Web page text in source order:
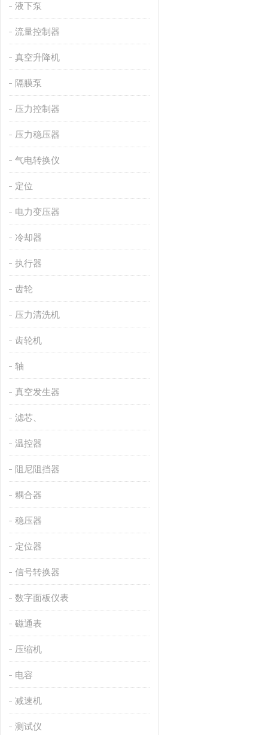
液下泵
流量控制器
真空升降机
隔膜泵
压力控制器
压力稳压器
气电转换仪
定位
电力变压器
冷却器
执行器
齿轮
压力清洗机
齿轮机
轴
真空发生器
滤芯、
温控器
阻尼阻挡器
耦合器
稳压器
定位器
信号转换器
数字面板仪表
磁通表
压缩机
电容
减速机
测试仪